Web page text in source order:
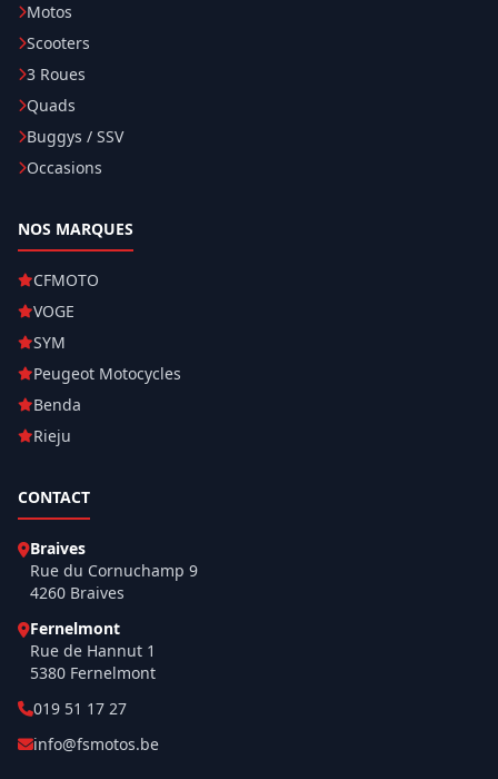
Motos
Scooters
3 Roues
Quads
Buggys / SSV
Occasions
NOS MARQUES
CFMOTO
VOGE
SYM
Peugeot Motocycles
Benda
Rieju
CONTACT
Braives
Rue du Cornuchamp 9
4260 Braives
Fernelmont
Rue de Hannut 1
5380 Fernelmont
019 51 17 27
info@fsmotos.be